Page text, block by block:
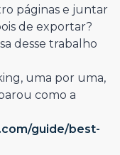
páginas e juntar
de exportar?
desse trabalho
uma por uma,
como a
guide/best-